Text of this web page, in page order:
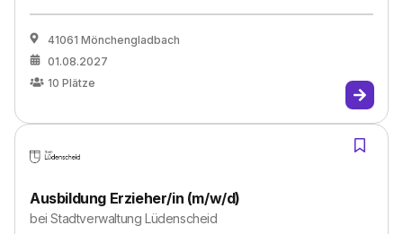
41061 Mönchengladbach
01.08.2027
10 Plätze
Ausbildung Erzieher/in (m/w/d)
beiStadtverwaltung Lüdenscheid